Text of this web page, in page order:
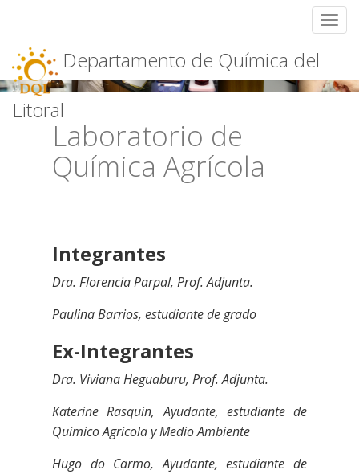
content
Departamento de Química del
Litoral
Laboratorio de
Química Agrícola
Integrantes
Dra. FlorenciaParpal, Prof. Adjunta.
Paulina Barrios, estudiante de grado
Ex-Integrantes
Dra. Viviana Heguaburu, Prof. Adjunta.
Katerine Rasquin, Ayudante, estudiante de
Químico Agrícola y Medio Ambiente
Hugo do Carmo, Ayudante, estudiante de